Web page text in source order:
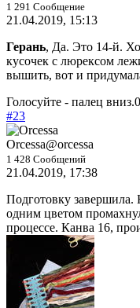
1 291 Сообщение
21.04.2019, 15:13
Герань, Да. Это 14-й.
кусочек с люрексом
вышить, вот и
Голосуйте - палец вниз.0
#23
Orcessa@orcessa
1 428 Сообщений
21.04.2019, 17:38
Подготовку
одним цветом
процессе. Канва 16,